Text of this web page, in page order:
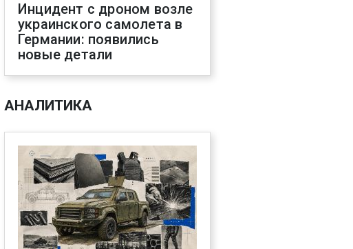
Инцидент с дроном возле
украинского самолета в
Германии: появились
новые детали
АНАЛИТИКА